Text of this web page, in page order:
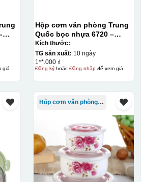
giá
Hộp cơm văn phòng Trung
Quốc bọc nhựa 6720 –
710ML
Kích thước:
TG sản xuất: 10 ngày
1**.000 ₫
Đăng kýhoặc Đăng nhậpđể xem giá
Hộp cơm văn phòng Trung Quốc